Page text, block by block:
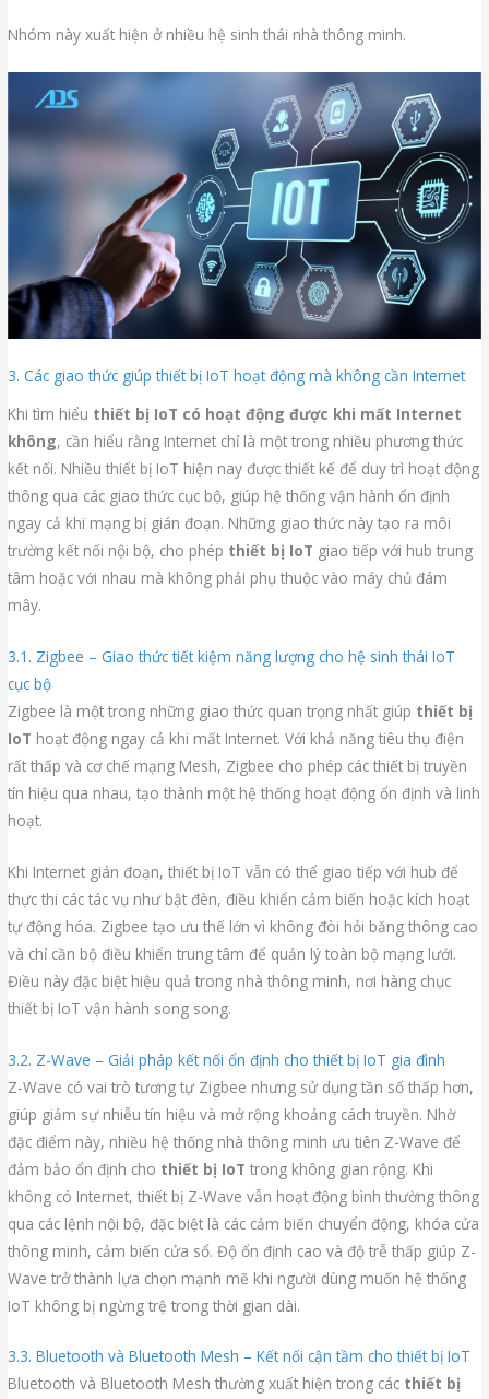
Nhóm này xuất hiện ở nhiều hệ sinh thái nhà thông minh.
3. Các giao thức giúp thiết bị IoT hoạt động mà không cần Internet
Khi tìm hiểu thiết bị IoT có hoạt động được khi mất Internet
không, cần hiểu rằng Internet chỉ là một trong nhiều phương thức
kết nối. Nhiều thiết bị IoT hiện nay được thiết kế để duy trì hoạt động
thông qua các giao thức cục bộ, giúp hệ thống vận hành ổn định
ngay cả khi mạng bị gián đoạn. Những giao thức này tạo ra môi
trường kết nối nội bộ, cho phép thiết bị IoT giao tiếp với hub trung
tâm hoặc với nhau mà không phải phụ thuộc vào máy chủ đám
mây.
3.1. Zigbee – Giao thức tiết kiệm năng lượng cho hệ sinh thái IoT
cục bộ
Zigbee là một trong những giao thức quan trọng nhất giúp thiết bị
IoT hoạt động ngay cả khi mất Internet. Với khả năng tiêu thụ điện
rất thấp và cơ chế mạng Mesh, Zigbee cho phép các thiết bị truyền
tín hiệu qua nhau, tạo thành một hệ thống hoạt động ổn định và linh
hoạt.
Khi Internet gián đoạn, thiết bị IoT vẫn có thể giao tiếp với hub để
thực thi các tác vụ như bật đèn, điều khiển cảm biến hoặc kích hoạt
tự động hóa. Zigbee tạo ưu thế lớn vì không đòi hỏi băng thông cao
và chỉ cần bộ điều khiển trung tâm để quản lý toàn bộ mạng lưới.
Điều này đặc biệt hiệu quả trong nhà thông minh, nơi hàng chục
thiết bị IoT vận hành song song.
3.2. Z-Wave – Giải pháp kết nối ổn định cho thiết bị IoT gia đình
Z-Wave có vai trò tương tự Zigbee nhưng sử dụng tần số thấp hơn,
giúp giảm sự nhiễu tín hiệu và mở rộng khoảng cách truyền. Nhờ
đặc điểm này, nhiều hệ thống nhà thông minh ưu tiên Z-Wave để
đảm bảo ổn định cho thiết bị IoT trong không gian rộng. Khi
không có Internet, thiết bị Z-Wave vẫn hoạt động bình thường thông
qua các lệnh nội bộ, đặc biệt là các cảm biến chuyển động, khóa cửa
thông minh, cảm biến cửa sổ. Độ ổn định cao và độ trễ thấp giúp Z-
Wave trở thành lựa chọn mạnh mẽ khi người dùng muốn hệ thống
IoT không bị ngừng trệ trong thời gian dài.
3.3. Bluetooth và Bluetooth Mesh – Kết nối cận tầm cho thiết bị IoT
Bluetooth và Bluetooth Mesh thường xuất hiện trong các thiết bị